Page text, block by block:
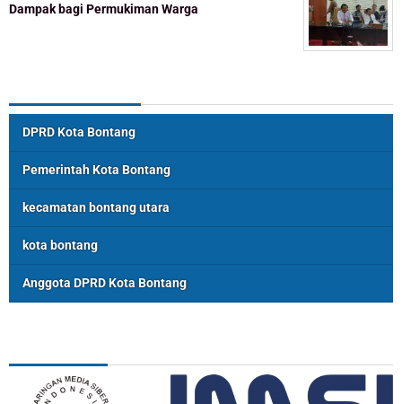
Dampak bagi Permukiman Warga
DPRD Kota Bontang
Pemerintah Kota Bontang
kecamatan bontang utara
kota bontang
Anggota DPRD Kota Bontang